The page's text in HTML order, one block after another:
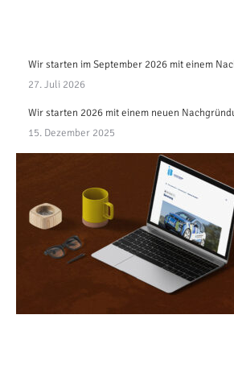
Wir starten im September 2026 mit einem
27. Juli 2026
Wir starten 2026 mit einem neuen
15. Dezember 2025